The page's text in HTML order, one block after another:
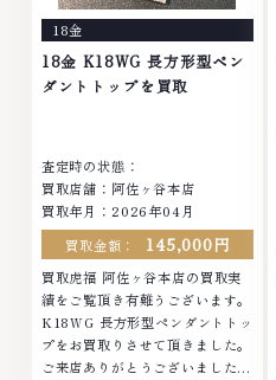
ー、動かなくなってしまった腕時
計、多くのお品物の高価買取りを
実現しており、他店ではお値段の
付かなかったお品物でも、一点一
～19:00定休日: 年中無休
18金
18金 K18WG 長方形型ペン
ダントトップを買取
査定時の状態：
買取店舗：阿佐ヶ谷本店
買取年月：2026年04月
買取金額：
145,000円
買取虎福 阿佐ヶ谷本店の買取実
績をご覧頂き有難うございます。
K18WG 長方形型ペンダントトッ
プをお買取りさせて頂きました。
ご来店ありがとうございました。